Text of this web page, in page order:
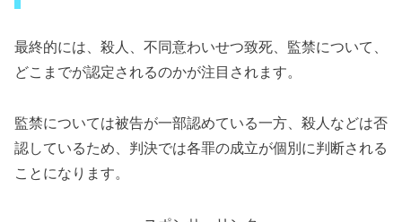
最終的には、殺人、不同意わいせつ致死、監禁について、
どこまでが認定されるのかが注目されます。
監禁については被告が一部認めている一方、殺人などは否
認しているため、判決では各罪の成立が個別に判断される
ことになります。